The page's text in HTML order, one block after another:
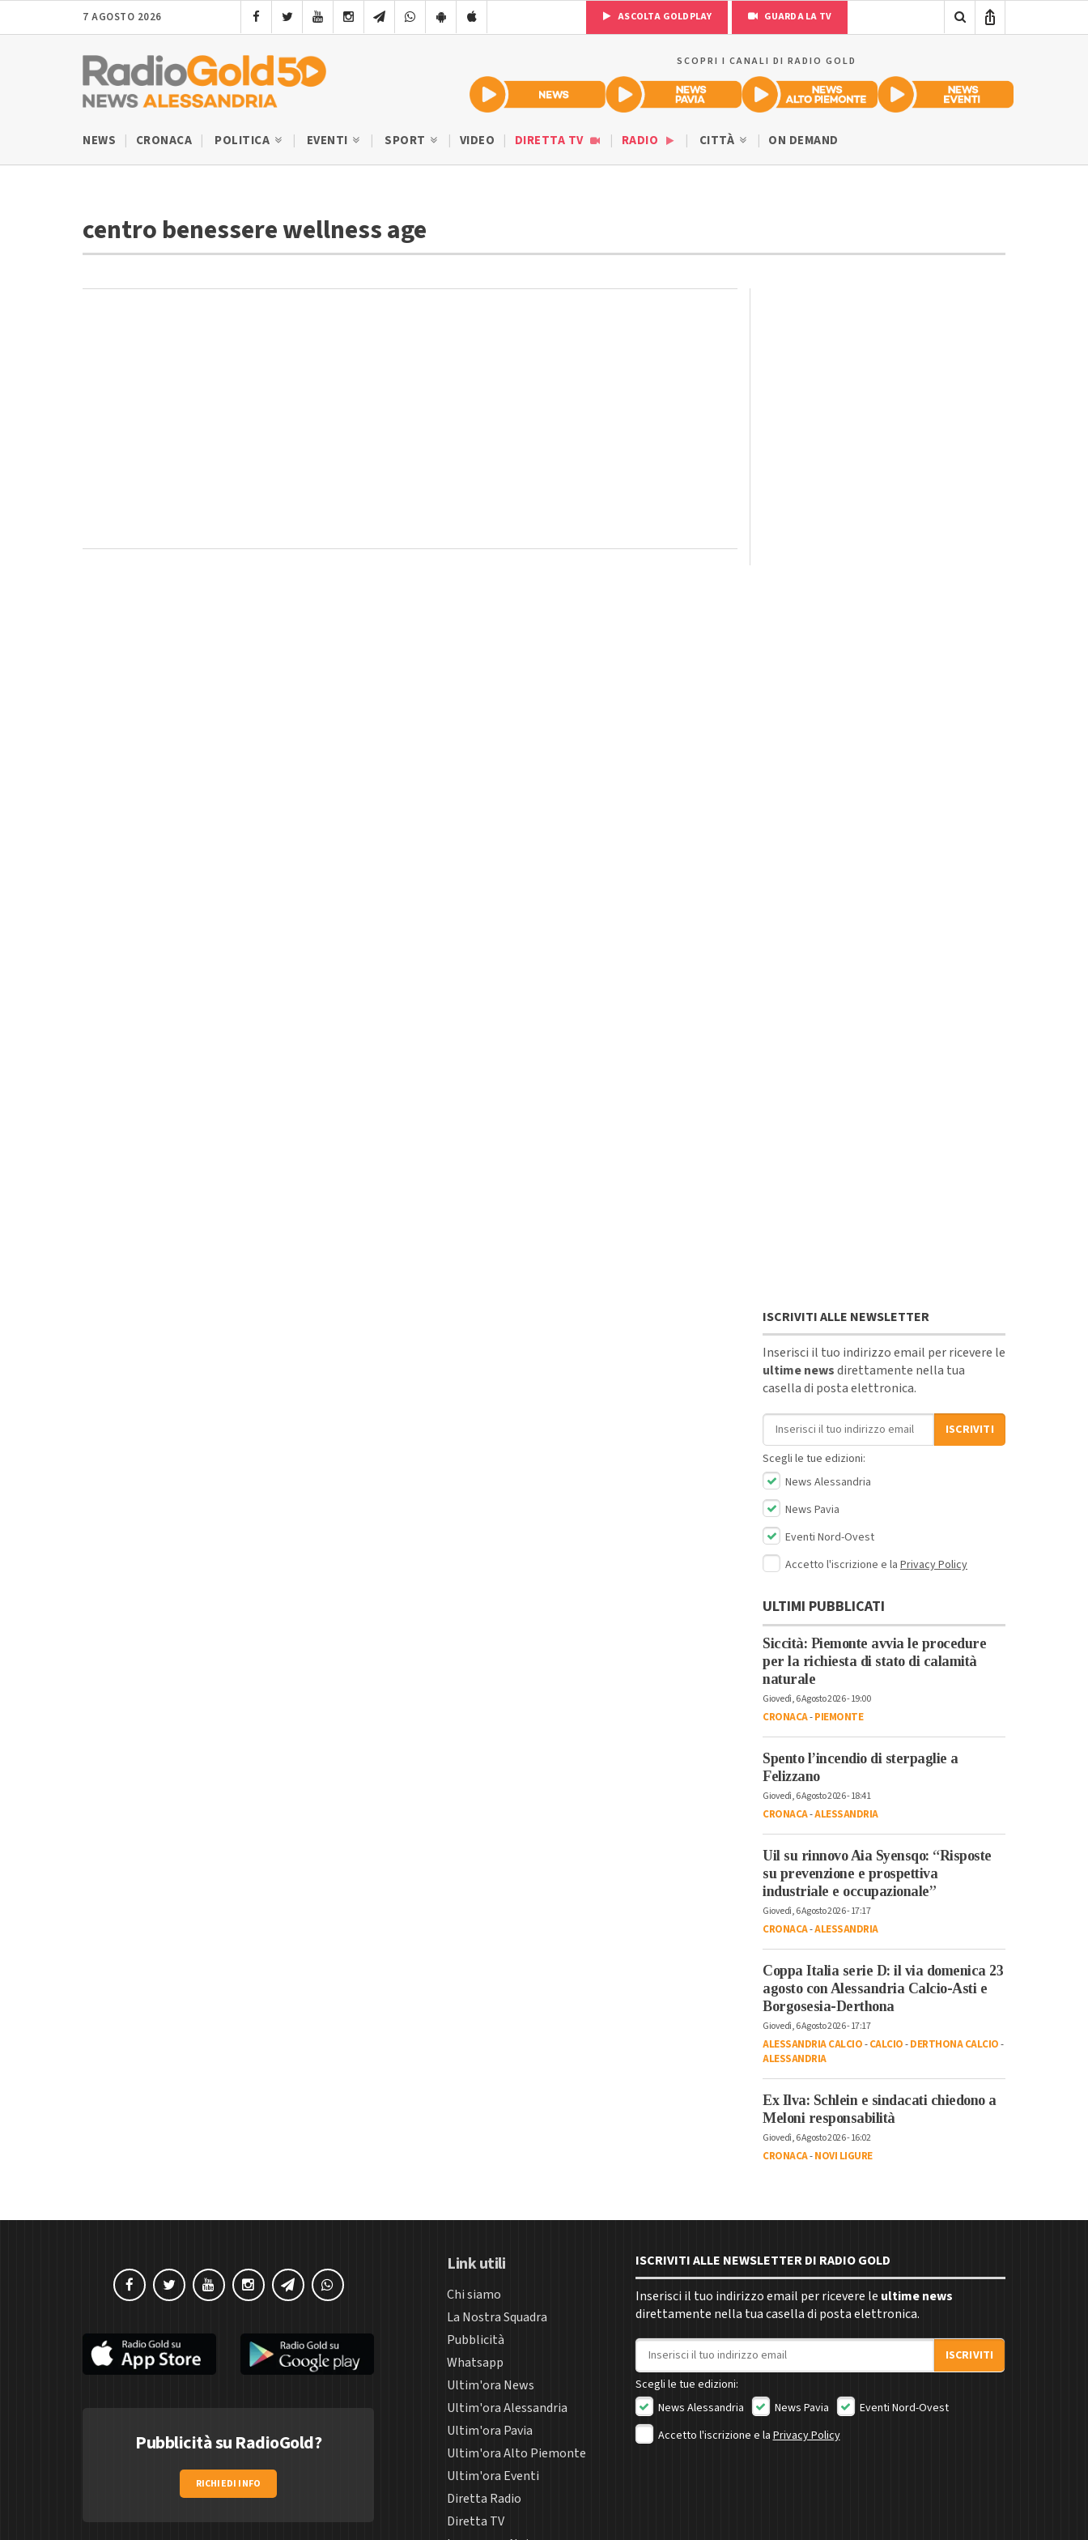
7 AGOSTO 2026 ASCOLTA GOLDPLAY GUARDA LA TV
SCOPRI I CANALI DI RADIO GOLD
NEWS CRONACA POLITICA EVENTI SPORT VIDEO DIRETTA TV RADIO CITTÀ ON DEMAND
centro benessere wellness age
ISCRIVITI ALLE NEWSLETTER
Inserisci il tuo indirizzo email per ricevere le
ultime newsdirettamente nella tua
casella di posta elettronica.
Indirizzo email
ISCRIVITI
Scegli le tue edizioni:
News Alessandria
News Pavia
Eventi Nord-Ovest
Accetto l'iscrizione e la Privacy Policy
ULTIMI PUBBLICATI
Siccità: Piemonte avvia le procedure
per la richiesta di stato di calamità
naturale
Giovedì, 6 Agosto 2026 - 19:00
CRONACA-PIEMONTE
Spento l’incendio di sterpaglie a
Felizzano
Giovedì, 6 Agosto 2026 - 18:41
CRONACA-ALESSANDRIA
Uil su rinnovo Aia Syensqo: “Risposte
su prevenzione e prospettiva
industriale e occupazionale”
Giovedì, 6 Agosto 2026 - 17:17
CRONACA-ALESSANDRIA
Coppa Italia serie D: il via domenica 23
agosto con Alessandria Calcio-Asti e
Borgosesia-Derthona
Giovedì, 6 Agosto 2026 - 17:17
ALESSANDRIA CALCIO-CALCIO-DERTHONA CALCIO-
ALESSANDRIA
Ex Ilva: Schlein e sindacati chiedono a
Meloni responsabilità
Giovedì, 6 Agosto 2026 - 16:02
CRONACA-NOVI LIGURE
Pubblicità su RadioGold?
RICHIEDI INFO
Link utili
Chi siamo
La Nostra Squadra
Pubblicità
Whatsapp
Ultim'ora News
Ultim'ora Alessandria
Ultim'ora Pavia
Ultim'ora Alto Piemonte
Ultim'ora Eventi
Diretta Radio
Diretta TV
ISCRIVITI ALLE NEWSLETTER DI RADIO GOLD
Inserisci il tuo indirizzo email per ricevere le ultime news
direttamente nella tua casella di posta elettronica.
Indirizzo email
ISCRIVITI
Scegli le tue edizioni:
News Alessandria
News Pavia
Eventi Nord-Ovest
Accetto l'iscrizione e la Privacy Policy